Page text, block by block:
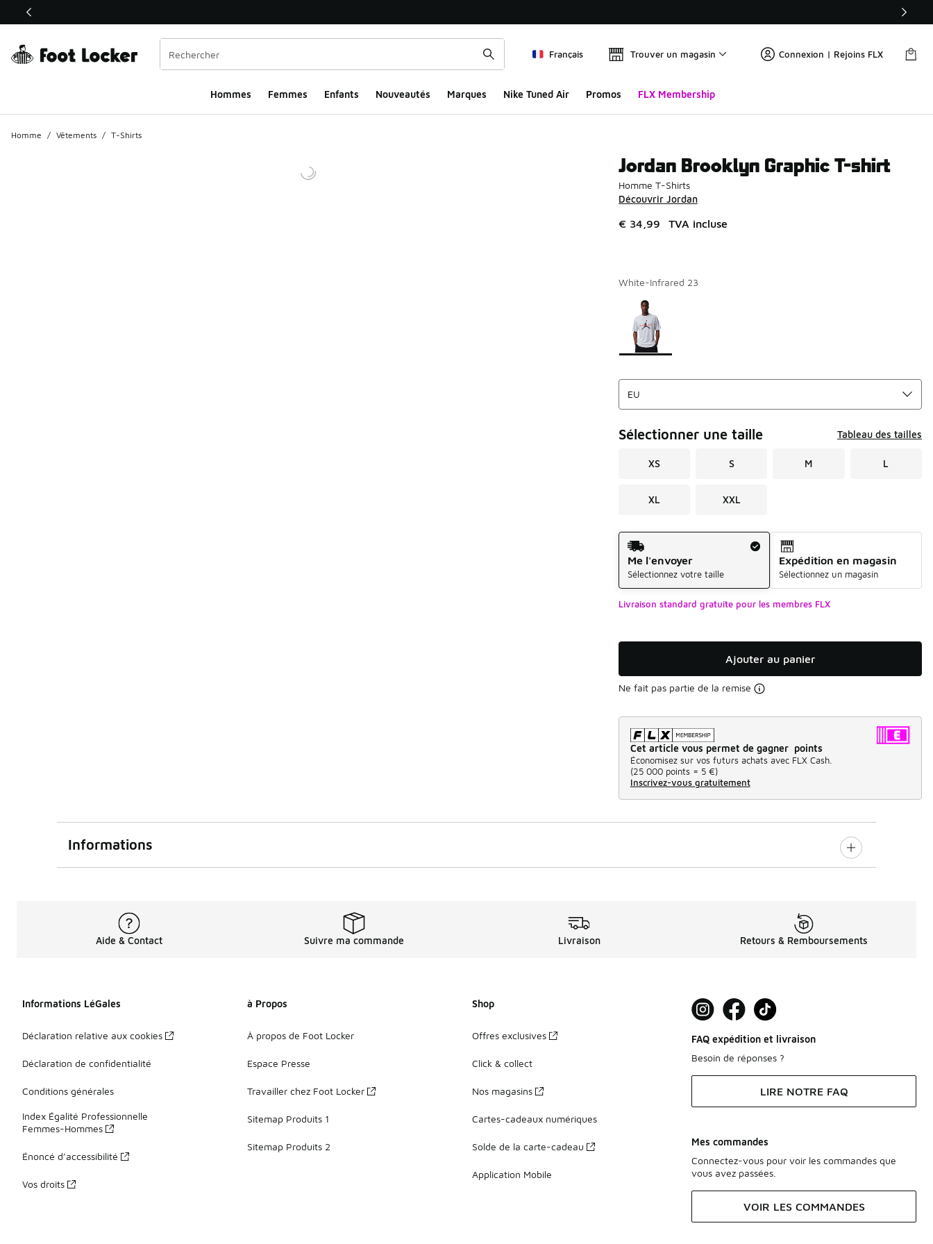
Ce lien ouvrira une nouvelle fenêtre
Français Trouver un magasin Connexion | Rejoins FLX
Hommes​ Femmes Enfants Nouveautés Marques Nike Tuned Air Promos FLX Membership
Homme / Vêtements / T-Shirts
Jordan Brooklyn Graphic T-shirt
Homme T-Shirts
Découvrir Jordan
€ 34,99 TVA incluse
White-Infrared 23
Page 1 sur 1 affichant 1 à 1 des 1 couleurs.
Merci de sélectionner un style
Sélectionner une taille Tableau des tailles
XS S M L
XL XXL
Mode d'expédition
Me l'envoyer
Sélectionnez votre taille
Expédition en magasin
Sélectionnez un magasin
Livraison standard gratuite pour les membres FLX
Ajouter au panier
Ne fait pas partie de la remise
Cet article vous permet de gagner points
Économisez sur vos futurs achats avec FLX Cash.
(25 000 points = 5 €)
Inscrivez-vous gratuitement
Informations
Aide & Contact Suivre ma commande Livraison Retours & Remboursements
Informations LéGales
Déclaration relative aux cookies
Déclaration de confidentialité
Conditions générales
Index Égalité Professionnelle
Femmes-Hommes
Énoncé d’accessibilité
Vos droits
à Propos
À propos de Foot Locker
Espace Presse
Travailler chez Foot Locker
Sitemap Produits 1
Sitemap Produits 2
Shop
Offres exclusives
Click & collect
Nos magasins
Cartes-cadeaux numériques
Solde de la carte-cadeau
Application Mobile
FAQ expédition et livraison
Besoin de réponses ?
LIRE NOTRE FAQ
Mes commandes
Connectez-vous pour voir les commandes que
vous avez passées.
VOIR LES COMMANDES